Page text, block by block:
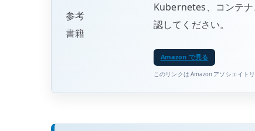
参考
書籍
Kubernetes、コンテナ
認してください。
Amazon で見る
このリンクは Amazon アソシエイトリ